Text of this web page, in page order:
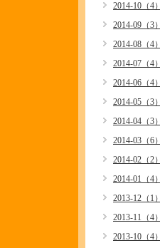
2014-10（4）
2014-09（3）
2014-08（4）
2014-07（4）
2014-06（4）
2014-05（3）
2014-04（3）
2014-03（6）
2014-02（2）
2014-01（4）
2013-12（1）
2013-11（4）
2013-10（4）